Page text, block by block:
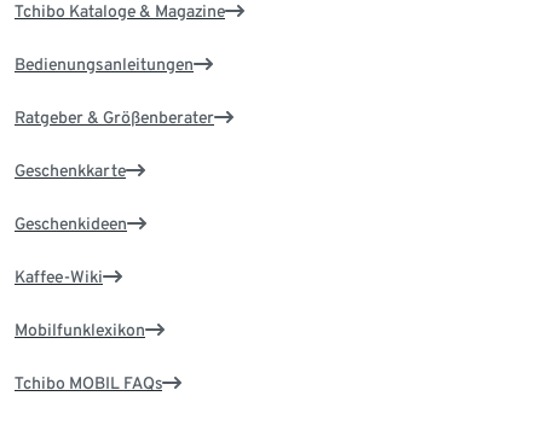
Tchibo Kataloge & Magazine
Bedienungsanleitungen
Ratgeber & Größenberater
Geschenkkarte
Geschenkideen
Kaffee-Wiki
Mobilfunklexikon
Tchibo MOBIL FAQs